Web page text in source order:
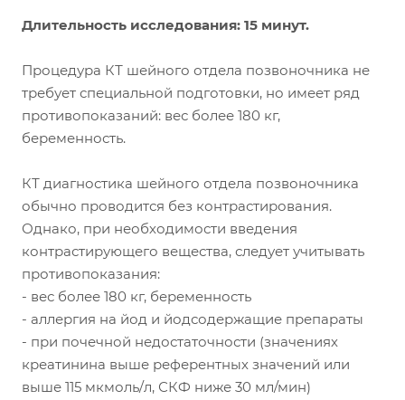
Длительность исследования: 15 минут.
Процедура КТ шейного отдела позвоночника не
требует специальной подготовки, но имеет ряд
противопоказаний: вес более 180 кг,
беременность.
КТ диагностика шейного отдела позвоночника
обычно проводится без контрастирования.
Однако, при необходимости введения
контрастирующего вещества, следует учитывать
противопоказания:
- вес более 180 кг, беременность
- аллергия на йод и йодсодержащие препараты
- при почечной недостаточности (значениях
креатинина выше референтных значений или
выше 115 мкмоль/л, СКФ ниже 30 мл/мин)